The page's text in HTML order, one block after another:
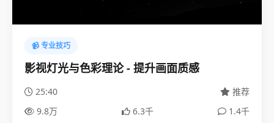
📹 专业技巧
影视灯光与色彩理论 - 提升画面质感
25:40
推荐
9.8万
6.3千 1.4千